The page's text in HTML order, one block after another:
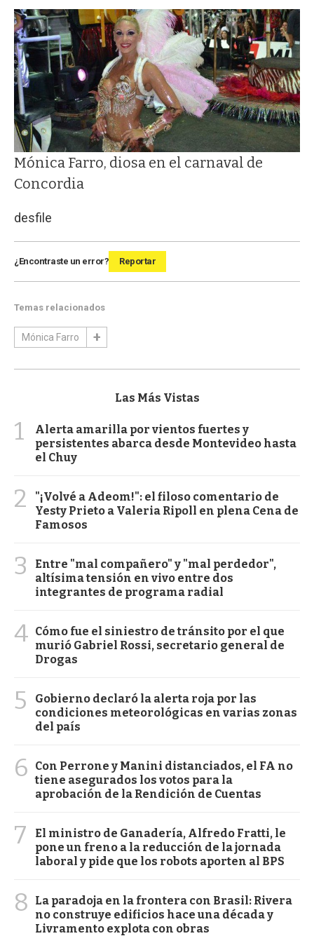
Mónica Farro, diosa en el carnaval de
Concordia
desfile
¿Encontraste un error? Reportar
Temas relacionados
Mónica Farro
Las Más Vistas
1
Alerta amarilla por vientos fuertes y
persistentes abarca desde Montevideo hasta
el Chuy
2
"¡Volvé a Adeom!": el filoso comentario de
Yesty Prieto a Valeria Ripoll en plena Cena de
Famosos
3
Entre "mal compañero" y "mal perdedor",
altísima tensión en vivo entre dos
integrantes de programa radial
4 Cómo fue el siniestro de tránsito por el que
murió Gabriel Rossi, secretario general de
Drogas
5
Gobierno declaró la alerta roja por las
condiciones meteorológicas en varias zonas
del país
6
Con Perrone y Manini distanciados, el FA no
tiene asegurados los votos para la
aprobación de la Rendición de Cuentas
7
El ministro de Ganadería, Alfredo Fratti, le
pone un freno a la reducción de la jornada
laboral y pide que los robots aporten al BPS
8
La paradoja en la frontera con Brasil: Rivera
no construye edificios hace una década y
Livramento explota con obras